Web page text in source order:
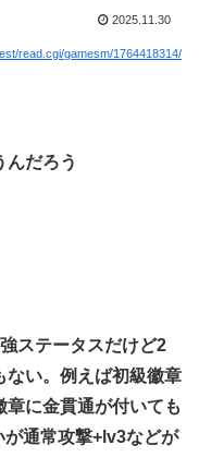
2025.11.30
read.cgi/gamesm/1764418314/
んだろう
ステータスだけど2
ない。例えば初級徽章
に金貫通が付いても
通常攻撃+lv3などが